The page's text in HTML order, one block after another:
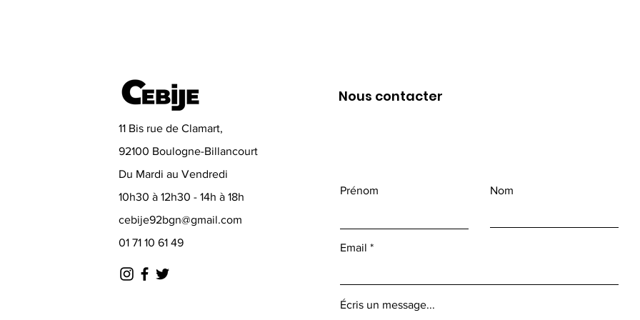
11 Bis rue de Clamart,
92100 Boulogne-Billancourt
Du Mardi au Vendredi
10h30 à 12h30 - 14h à 18h
cebije92bgn@gmail.com
01 71 10 61 49
Nous contacter
Prénom Nom
Email
Écris un message...